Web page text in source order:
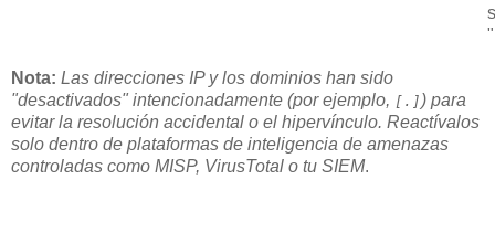
Nota: Las direcciones IP y los dominios han sido
"desactivados" intencionadamente (por ejemplo, [.] ) para
evitar la resolución accidental o el hipervínculo. Reactívalos
solo dentro de plataformas de inteligencia de amenazas
controladas como MISP, VirusTotal o tu SIEM.